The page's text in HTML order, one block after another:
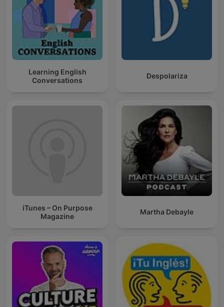
Learning English
Conversations
Despolariza
iTunes – On Purpose
Magazine
Martha Debayle